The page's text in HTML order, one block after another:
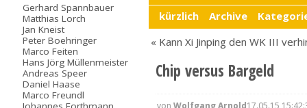
Gerhard Spannbauer
Matthias Lorch
Jan Kneist
Peter Boehringer
Marco Feiten
Hans Jörg Müllenmeister
Andreas Speer
Daniel Haase
Marco Freundl
kürzlich Archive
« Kann Xi Jinping den WK III
Chip versus Bargeld
von Wolfgang Arnold17.05.15